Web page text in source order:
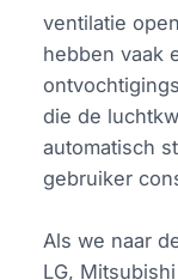
ventilatie
hebben vaak
die de
automatisch
gebruiker
Als we naar
LG,